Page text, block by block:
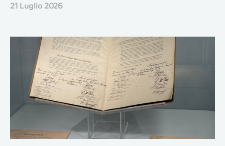
21 Luglio 2026